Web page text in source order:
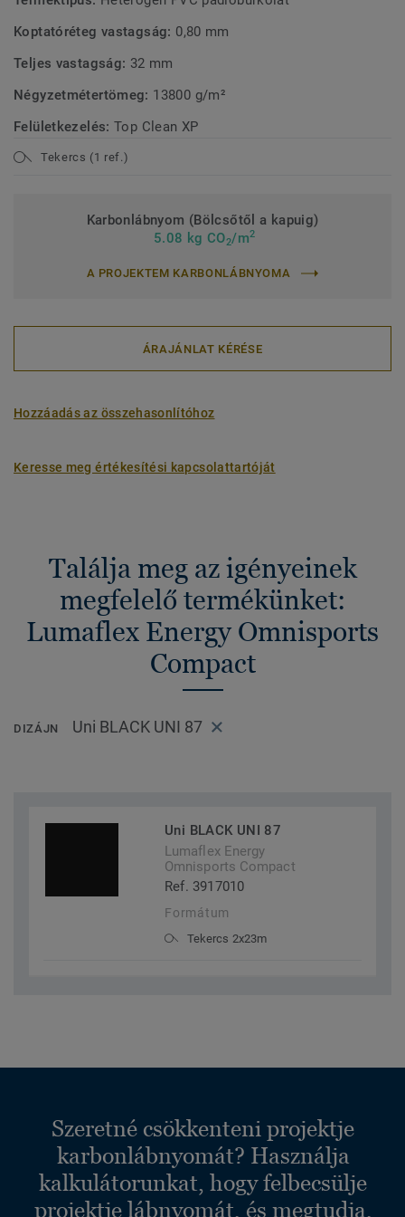
Koptatóréteg vastagság: 0,80 mm
Teljes vastagság: 32 mm
Négyzetmétertömeg: 13800 g/m²
Felületkezelés:Top Clean XP
Tekercs (1 ref.)
Karbonlábnyom (Bölcsőtől a kapuig)
5.08 kg CO2/m2
A PROJEKTEM KARBONLÁBNYOMA
ÁRAJÁNLAT KÉRÉSE
Hozzáadás az összehasonlítóhoz
Keresse meg értékesítési kapcsolattartóját
Találja meg az igényeinek
megfelelő termékünket:
Lumaflex Energy Omnisports
Compact
DIZÁJN Uni BLACK UNI 87
Uni BLACK UNI 87
Lumaflex Energy
Omnisports Compact
Ref. 3917010
Formátum
Tekercs 2x23m
Szeretné csökkenteni projektje
karbonlábnyomát? Használja
kalkulátorunkat, hogy felbecsülje
projektje lábnyomát, és megtudja,